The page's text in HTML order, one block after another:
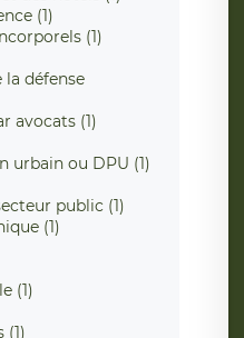
(1)
(1)
défense
avocats (1)
urbain ou DPU (1)
public (1)
(1)
(1)
(1)